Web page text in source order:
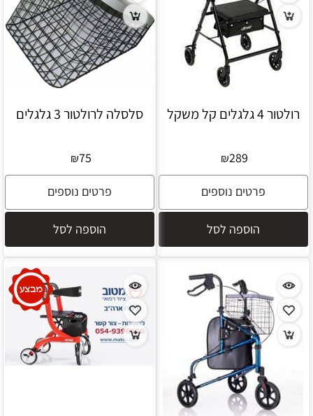
רולטור 4 גלגלים קל משקל
₪289
פרטים נוספים
הוספה לסל
סלסלה לרולטור 3 גלגלים
₪75
פרטים נוספים
הוספה לסל